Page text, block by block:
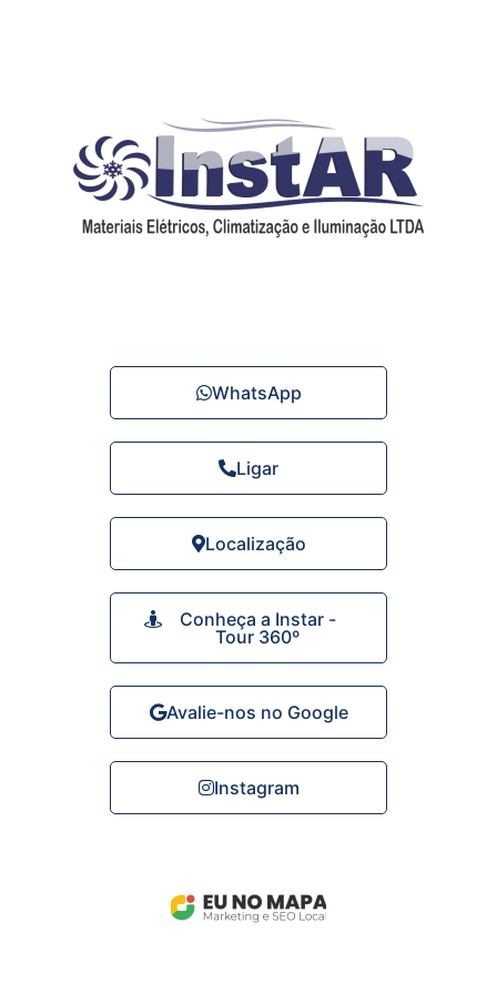
WhatsApp
Ligar
Localização
Conheça a Instar -
Tour 360º
Avalie-nos no Google
Instagram